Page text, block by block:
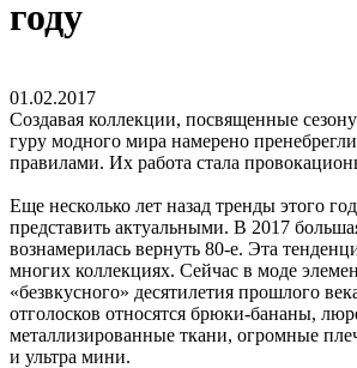
году
01.02.2017
Создавая коллекции, посвященные
гуру модного мира намерено
правилами. Их работа стала
Еще несколько лет назад тренды этого
представить актуальными. В 2017
вознамерилась вернуть 80-е. Эта
многих коллекциях. Сейчас в моде
«безвкусного» десятилетия прошлого
отголосков относятся брюки-бананы,
металлизированные ткани, огромные
и ультра мини.